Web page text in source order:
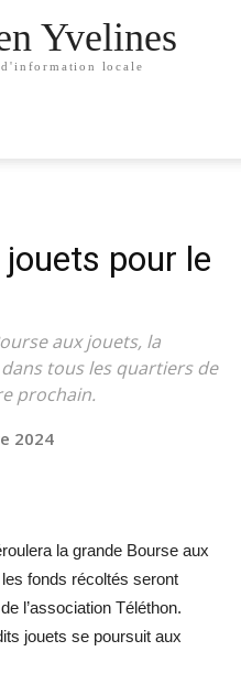
Yvelines
locale
pour le
aux jouets, la
tous les quartiers de
prochain.
2024
la grande Bourse aux
fonds récoltés seront
l’association Téléthon.
jouets se poursuit aux